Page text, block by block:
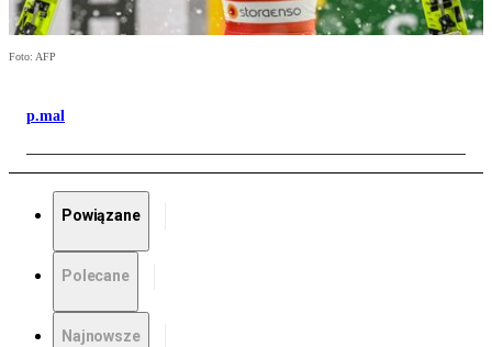
Foto: AFP
p.mal
Powiązane
Polecane
Najnowsze